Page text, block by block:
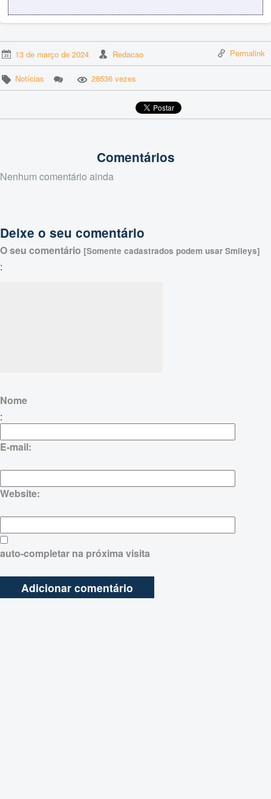
13 de março de 2024 Redacao Permalink
Notícias 28536 vezes
Comentários
Nenhum comentário ainda
Deixe o seu comentário
O seu comentário [Somente cadastrados podem usar Smileys]
:
Nome
:
E-mail:
Website:
auto-completar na próxima visita